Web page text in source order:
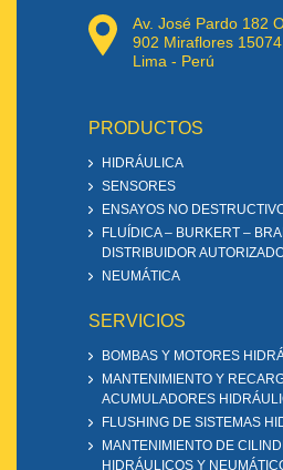
Av. José Pardo 182
902 Miraflores
Lima - Perú
PRODUCTOS
HIDRÁULICA
SENSORES
ENSAYOS NO
FLUÍDICA – BURKERT –
DISTRIBUIDOR
NEUMÁTICA
SERVICIOS
BOMBAS Y MOTORES
MANTENIMIENTO Y
ACUMULADORES
FLUSHING DE SISTEMAS
MANTENIMIENTO DE
HIDRÁULICOS Y